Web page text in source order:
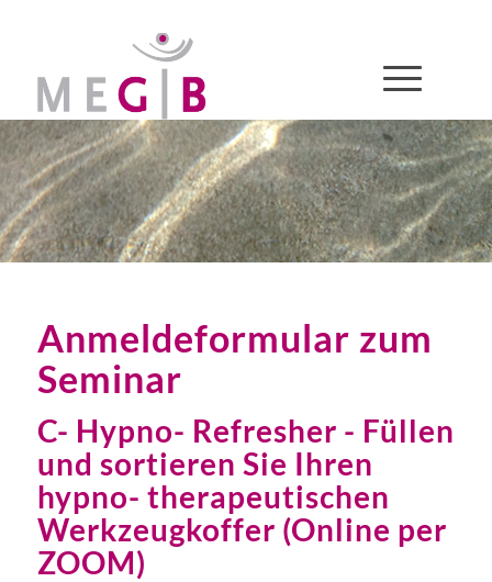
Anmeldeformular zum
Seminar
C- Hypno- Refresher - Füllen
und sortieren Sie Ihren
hypno- therapeutischen
Werkzeugkoffer (Online per
ZOOM)